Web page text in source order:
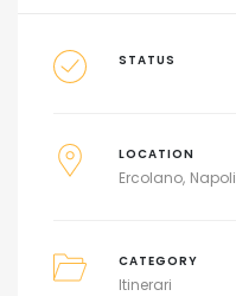
STATUS
LOCATION
Ercolano Napoli
CATEGORY
Itinerari